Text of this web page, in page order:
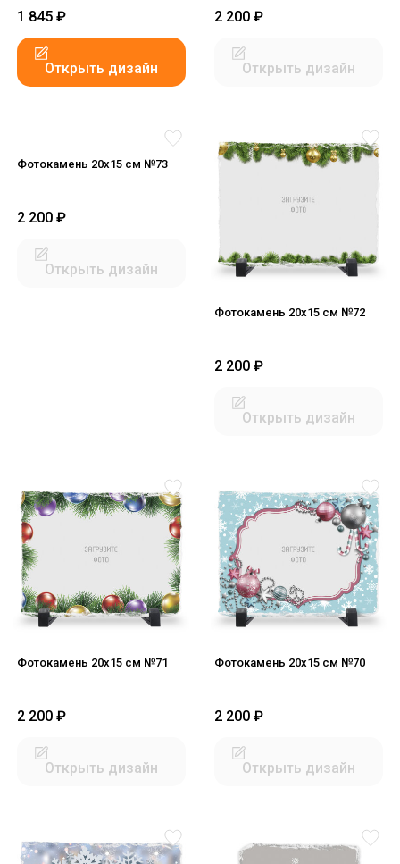
1 845 ₽
Открыть дизайн
2 200 ₽
Открыть дизайн
Фотокамень 20х15 см №73
2 200 ₽
Открыть дизайн
Фотокамень 20х15 см №72
2 200 ₽
Открыть дизайн
Фотокамень 20х15 см №71
2 200 ₽
Открыть дизайн
Фотокамень 20х15 см №70
2 200 ₽
Открыть дизайн